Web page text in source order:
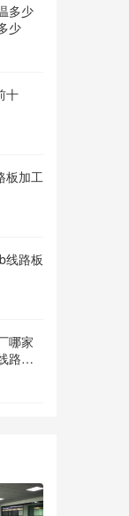
多少
少
十
板加工
线路板
哪家
路板